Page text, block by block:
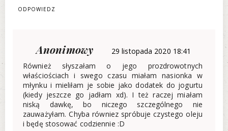
ODPOWIEDZ
Anonimowy
29 listopada 2020 18:41
Również słyszałam o jego prozdrowotnych
właściościach i swego czasu miałam nasionka w
młynku i mieliłam je sobie jako dodatek do jogurtu
(kiedy jeszcze go jadłam xd). I też raczej miałam
niską dawkę, bo niczego szczególnego nie
zauważyłam. Chyba równiez spróbuje czystego oleju
i będę stosować codziennie :D